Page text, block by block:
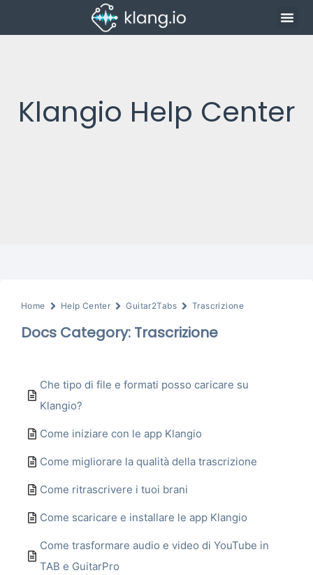
Klangio Help Center
Home Help Center Guitar2Tabs Trascrizione
Docs Category: Trascrizione
Che tipo di file e formati posso caricare su
Klangio?
Come iniziare con le app Klangio
Come migliorare la qualità della trascrizione
Come ritrascrivere i tuoi brani
Come scaricare e installare le app Klangio
Come trasformare audio e video di YouTube in
TAB e GuitarPro